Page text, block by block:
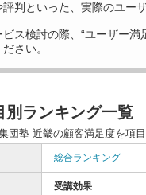
評判といった、実際のユー
ビス検討の際、“ユーザー満
さい。
別ランキング一覧
団塾 近畿の顧客満足度を項
総合ランキング
受講効果